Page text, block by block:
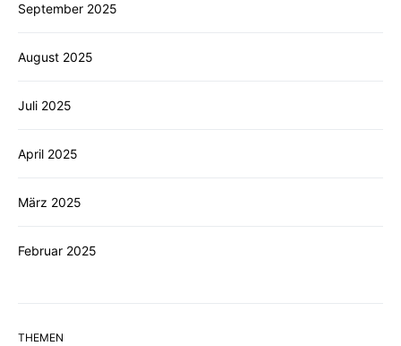
September 2025
August 2025
Juli 2025
April 2025
März 2025
Februar 2025
THEMEN